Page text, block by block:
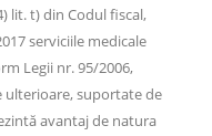
lit. t) din Codul fiscal,
serviciile medicale
Legii nr. 95/2006,
ulterioare, suportate de
avantaj de natura